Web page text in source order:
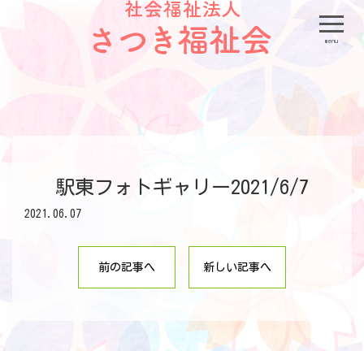
menu
駅東フォトギャリー2021/6/7
2021.06.07
前の記事へ 新しい記事へ